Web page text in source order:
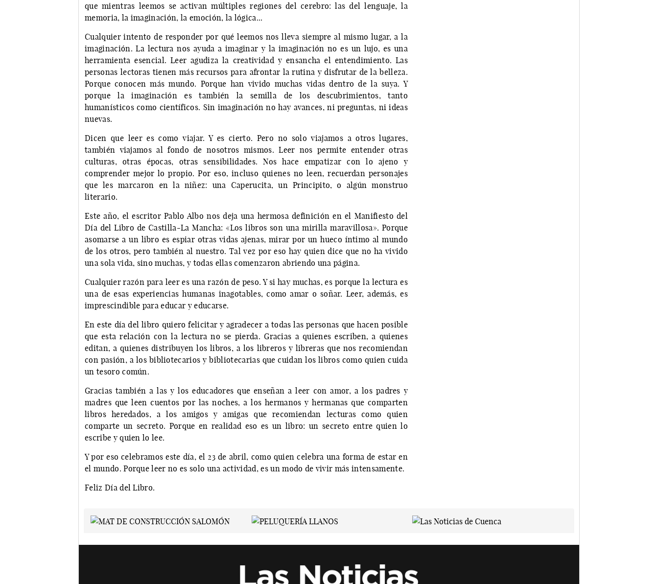
que mientras leemos se activan múltiples regiones del cerebro: las del lenguaje, la
memoria, la imaginación, la emoción, la lógica...
Cualquier intento de responder por qué leemos nos lleva siempre al mismo lugar, a la
imaginación. La lectura nos ayuda a imaginar y la imaginación no es un lujo, es una
herramienta esencial. Leer agudiza la creatividad y ensancha el entendimiento. Las
personas lectoras tienen más recursos para afrontar la rutina y disfrutar de la belleza.
Porque conocen más mundo. Porque han vivido muchas vidas dentro de la suya. Y
porque la imaginación es también la semilla de los descubrimientos, tanto
humanísticos como científicos. Sin imaginación no hay avances, ni preguntas, ni ideas
nuevas.
Dicen que leer es como viajar. Y es cierto. Pero no solo viajamos a otros lugares,
también viajamos al fondo de nosotros mismos. Leer nos permite entender otras
culturas, otras épocas, otras sensibilidades. Nos hace empatizar con lo ajeno y
comprender mejor lo propio. Por eso, incluso quienes no leen, recuerdan personajes
que les marcaron en la niñez: una Caperucita, un Principito, o algún monstruo
literario.
Este año, el escritor Pablo Albo nos deja una hermosa definición en el Manifiesto del
Día del Libro de Castilla-La Mancha: «Los libros son una mirilla maravillosa». Porque
asomarse a un libro es espiar otras vidas ajenas, mirar por un hueco íntimo al mundo
de los otros, pero también al nuestro. Tal vez por eso hay quien dice que no ha vivido
una sola vida, sino muchas, y todas ellas comenzaron abriendo una página.
Cualquier razón para leer es una razón de peso. Y si hay muchas, es porque la lectura es
una de esas experiencias humanas inagotables, como amar o soñar. Leer, además, es
imprescindible para educar y educarse.
En este día del libro quiero felicitar y agradecer a todas las personas que hacen posible
que esta relación con la lectura no se pierda. Gracias a quienes escriben, a quienes
editan, a quienes distribuyen los libros, a los libreros y libreras que nos recomiendan
con pasión, a los bibliotecarios y bibliotecarias que cuidan los libros como quien cuida
un tesoro común.
Gracias también a las y los educadores que enseñan a leer con amor, a los padres y
madres que leen cuentos por las noches, a los hermanos y hermanas que comparten
libros heredados, a los amigos y amigas que recomiendan lecturas como quien
comparte un secreto. Porque en realidad eso es un libro: un secreto entre quien lo
escribe y quien lo lee.
Y por eso celebramos este día, el 23 de abril, como quien celebra una forma de estar en
el mundo. Porque leer no es solo una actividad, es un modo de vivir más intensamente.
Feliz Día del Libro.